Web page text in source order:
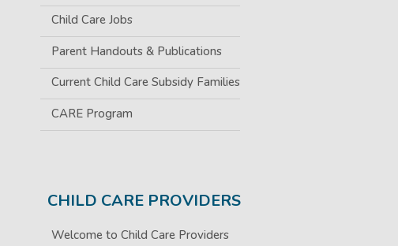
Child Care Jobs
Parent Handouts & Publications
Current Child Care Subsidy Families
CARE Program
CHILD CARE PROVIDERS
Welcome to Child Care Providers